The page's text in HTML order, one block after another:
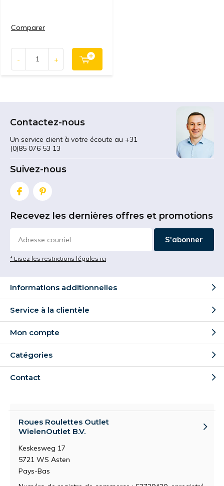
Comparer
- +
Contactez-nous
Un service client à votre écoute au +31
(0)85 076 53 13
Suivez-nous
Recevez les dernières offres et promotions
S'abonner
* Lisez les restrictions légales ici
Informations additionnelles
Service à la clientèle
Mon compte
Catégories
Contact
Roues Roulettes Outlet
WielenOutlet B.V.
Keskesweg 17
5721 WS Asten
Pays-Bas